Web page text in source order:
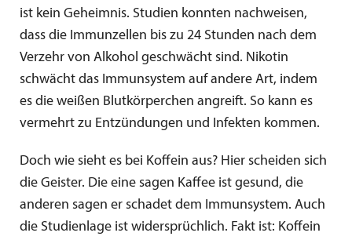
ist kein Geheimnis. Studien konnten nachweisen,
dass die Immunzellen bis zu 24 Stunden nach dem
Verzehr von Alkohol geschwächt sind. Nikotin
schwächt das Immunsystem auf andere Art, indem
es die weißen Blutkörperchen angreift. So kann es
vermehrt zu Entzündungen und Infekten kommen.
Doch wie sieht es bei Koffein aus? Hier scheiden sich
die Geister. Die eine sagen Kaffee ist gesund, die
anderen sagen er schadet dem Immunsystem. Auch
die Studienlage ist widersprüchlich. Fakt ist: Koffein